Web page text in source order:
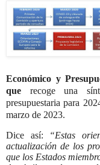
Económico y
que recoge una
presupuestaria para
marzo de 2023.
Dice así: “Estas
actualización de los
que los Estados